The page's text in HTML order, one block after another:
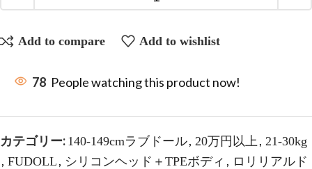
Add to compare Add to wishlist
78 People watching this product now!
カテゴリー: 140-149cmラブドール, 20万円以上 , 21-30kg
, FUDOLL , シリコンヘッド＋TPEボディ , ロリリアルド